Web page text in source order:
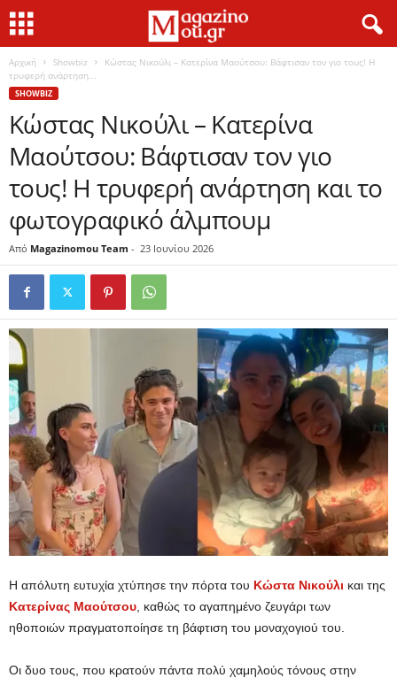
Αρχική Showbiz
Κώστας Νικούλι – Κατερίνα Μαούτσου: Βάφτισαν τον γιο τους! Η
τρυφερή ανάρτηση...
SHOWBIZ
Κώστας Νικούλι – Κατερίνα
Μαούτσου: Βάφτισαν τον γιο
τους! Η τρυφερή ανάρτηση και το
φωτογραφικό άλμπουμ
Από Magazinomou Team - 23 Ιουνίου 2026
Η απόλυτη ευτυχία χτύπησε την πόρτα του Κώστα Νικούλι και της
Κατερίνας Μαούτσου , καθώς το αγαπημένο ζευγάρι των
ηθοποιών πραγματοποίησε τη βάφτιση του μοναχογιού του.
Οι δυο τους, που κρατούν πάντα πολύ χαμηλούς τόνους στην